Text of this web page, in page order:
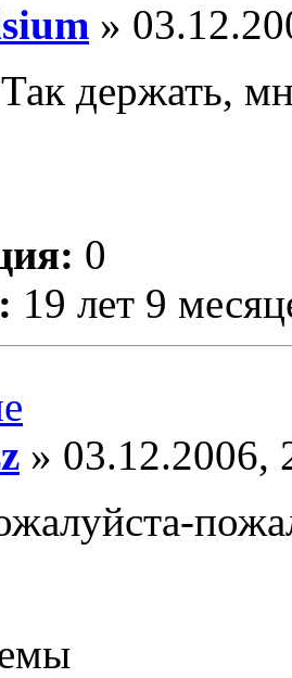
»
держать,
0
19 лет 9
» 03.12.2006,